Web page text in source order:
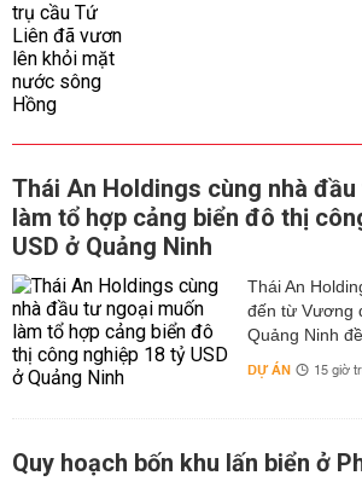
Thái An Holdings cùng nhà
làm tổ hợp cảng biển đô thị
USD ở Quảng Ninh
Thái An
đến từ Vương
Quảng Ninh
DỰ ÁN 15 giờ
Quy hoạch bốn khu lấn biển ở